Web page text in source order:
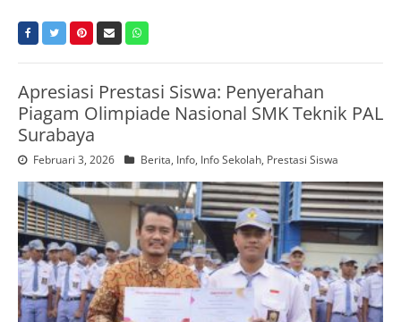
Apresiasi Prestasi Siswa: Penyerahan
Piagam Olimpiade Nasional SMK Teknik PAL
Surabaya
Februari 3, 2026 Berita, Info, Info Sekolah, Prestasi Siswa